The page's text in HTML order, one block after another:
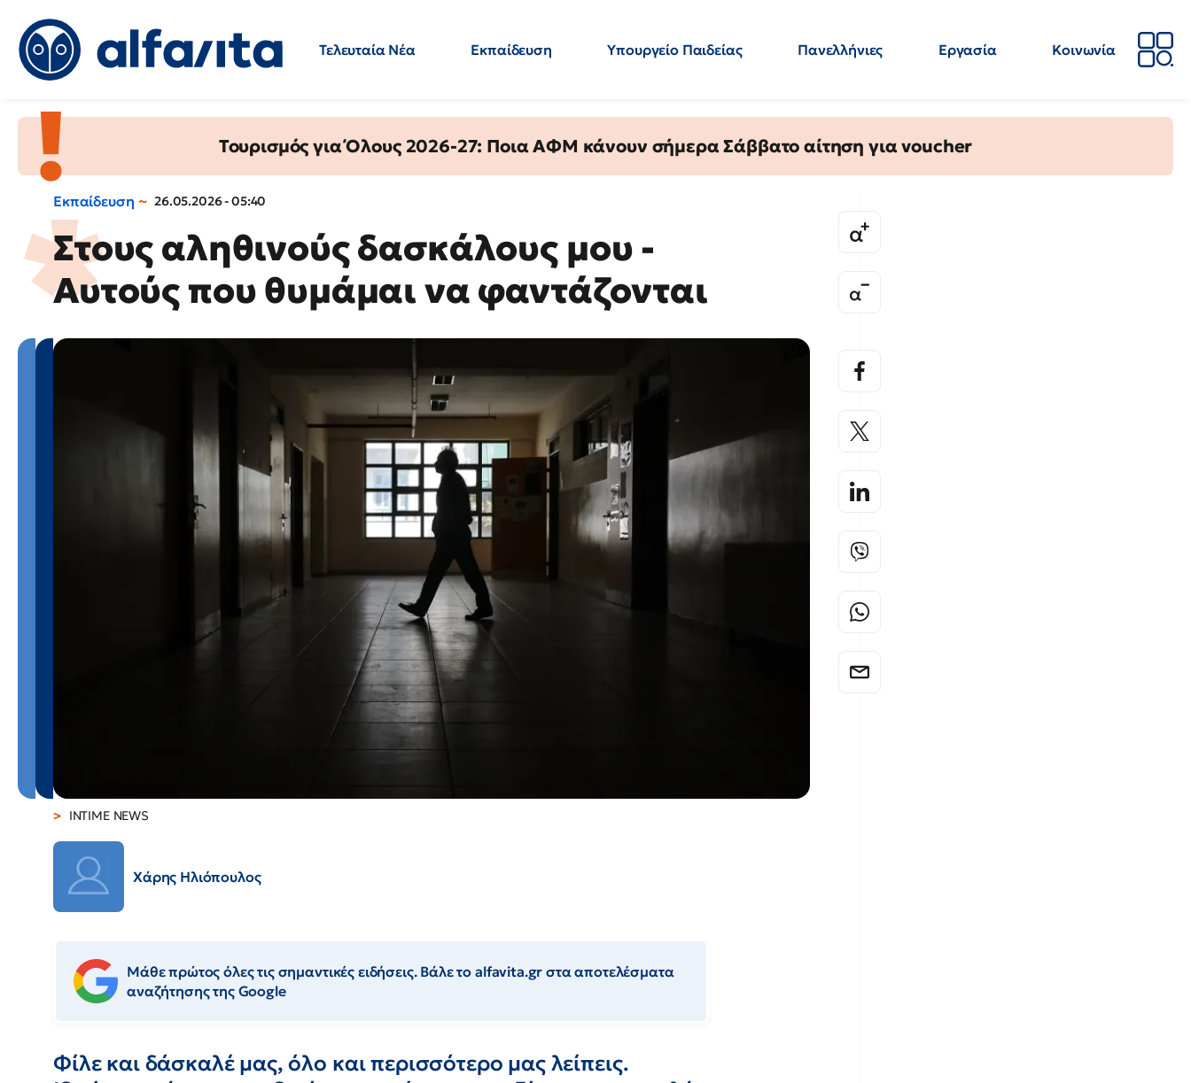
Τελευταία Νέα Εκπαίδευση Υπουργείο Παιδείας Πανελλήνιες Εργασία
Κοινωνία
Τουρισμός για Όλους 2026-27: Ποια ΑΦΜ κάνουν σήμερα Σάββατο αίτηση για voucher
Εκπαίδευση 26.05.2026 - 05:40
Στους αληθινούς δασκάλους μου -
Αυτούς που θυμάμαι να φαντάζονται
INTIME NEWS
Χάρης Ηλιόπουλος
Μάθε πρώτος όλες τις σημαντικές ειδήσεις. Βάλε το alfavita.gr στα αποτελέσματα
αναζήτησης της Google
Φίλε και δάσκαλέ μας, όλο και περισσότερο μας λείπεις.